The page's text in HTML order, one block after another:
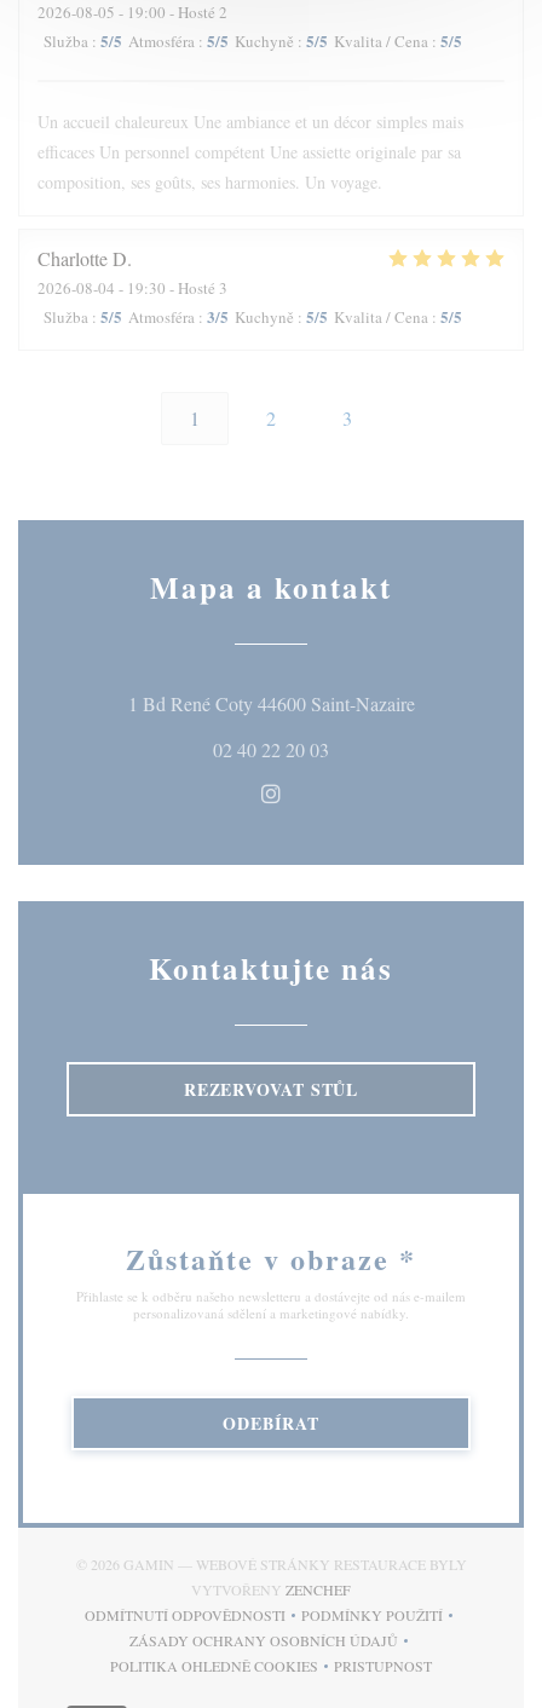
2026-08-05 - 19:00 - Hosté 2
Služba : 5/5 Atmosféra : 5/5 Kuchyně : 5/5 Kvalita / Cena : 5/5
Un accueil chaleureux Une ambiance et un décor simples mais
efficaces Un personnel compétent Une assiette originale par sa
composition, ses goûts, ses harmonies. Un voyage.
CharlotteD
2026-08-04 - 19:30 - Hosté 3
Služba : 5/5 Atmosféra : 3/5 Kuchyně : 5/5 Kvalita / Cena : 5/5
1 2 3
Mapa a kontakt
1 Bd René Coty 44600 Saint-Nazaire((otevře se v
02 40 22 20 03
Instagram ((otevře se v
Kontaktujte nás
REZERVOVAT STŮL
Zůstaňte v obraze *
Přihlaste se k odběru našeho newsletteru a dostávejte od nás e-mailem
personalizovaná sdělení a marketingové nabídky.
ODEBÍRAT
© 2026 GAMIN — WEBOVÉ STRÁNKY RESTAURACE BYLY
VYTVOŘENY ZENCHEF((OTEVŘE SE V NOVÉM
ODMÍTNUTÍ ODPOVĚDNOSTI
((OTEVŘE SE V NOVÉM OKNĚ))
PODMÍNKY POUŽITÍ
((OTEVŘE SE V NOVÉM
ZÁSADY OCHRANY OSOBNÍCH ÚDAJŮ
((OTEVŘE SE V NOVÉM OKNĚ))
POLITIKA OHLEDNĚ COOKIES
((OTEVŘE SE V NOVÉM OKNĚ))
PRISTUPNOST
((OTEVŘE SE V